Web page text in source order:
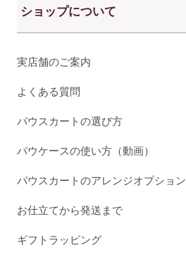
ショップについて
実店舗のご案内
よくある質問
パウスカートの選び方
パウケースの使い方（動画）
パウスカートのアレンジオプション
お仕立てから発送まで
ギフトラッピング